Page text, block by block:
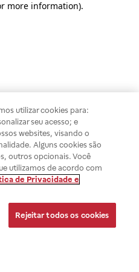
more information).
utilizar cookies para:
seu acesso; e
websites, visando o
Alguns cookies são
outros opcionais. Você
utilizamos de acordo com
de Privacidade e
Rejeitar todos os cookies